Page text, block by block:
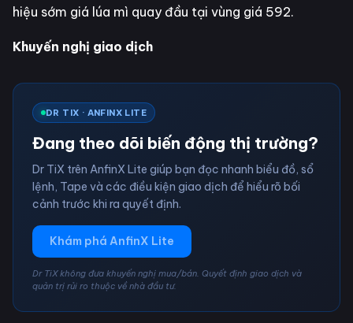
hiệu sớm giá lúa mì quay đầu tại vùng giá 592.
Khuyến nghị giao dịch
DR TIX · ANFINX LITE
Đang theo dõi biến động thị trường?
Dr TiX trên AnfinX Lite giúp bạn đọc nhanh biểu đồ, sổ
lệnh, Tape và các điều kiện giao dịch để hiểu rõ bối
cảnh trước khi ra quyết định.
Khám phá AnfinX Lite
Dr TiX không đưa khuyến nghị mua/bán. Quyết định giao dịch và
quản trị rủi ro thuộc về nhà đầu tư.